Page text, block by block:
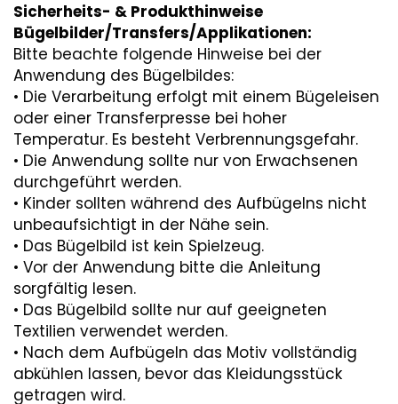
Sicherheits- & Produkthinweise
Bügelbilder/Transfers/Applikationen:
Bitte beachte folgende Hinweise bei der
Anwendung des Bügelbildes:
• Die Verarbeitung erfolgt mit einem Bügeleisen
oder einer Transferpresse bei hoher
Temperatur. Es besteht Verbrennungsgefahr.
• Die Anwendung sollte nur von Erwachsenen
durchgeführt werden.
• Kinder sollten während des Aufbügelns nicht
unbeaufsichtigt in der Nähe sein.
• Das Bügelbild ist kein Spielzeug.
• Vor der Anwendung bitte die Anleitung
sorgfältig lesen.
• Das Bügelbild sollte nur auf geeigneten
Textilien verwendet werden.
• Nach dem Aufbügeln das Motiv vollständig
abkühlen lassen, bevor das Kleidungsstück
getragen wird.